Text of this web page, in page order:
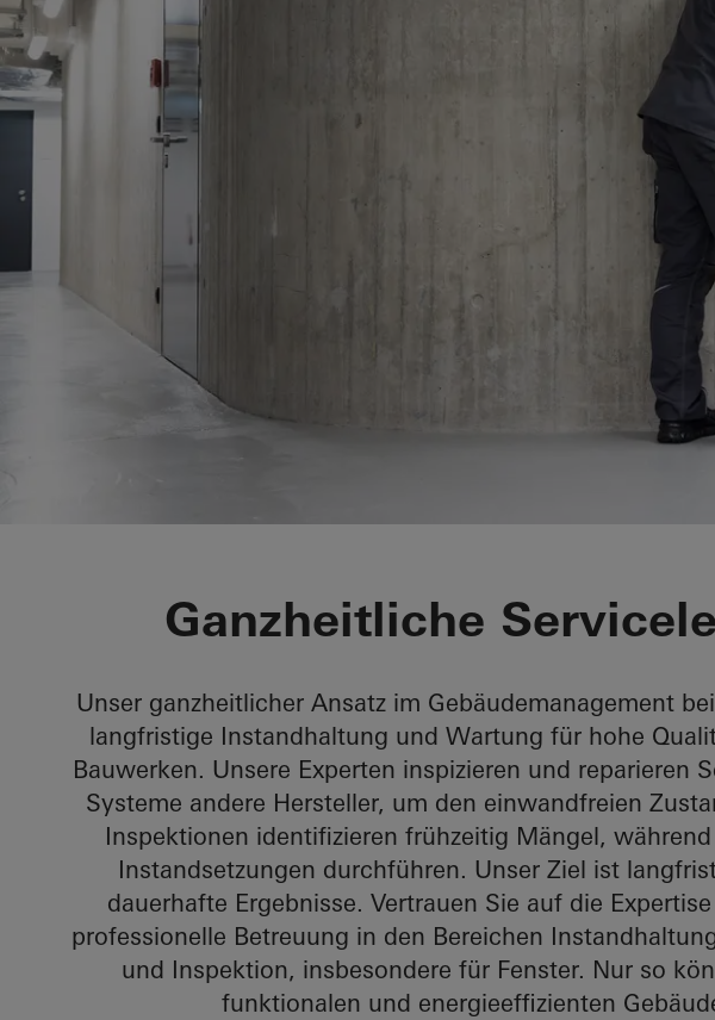
Ihre
Ganzheitliche
Unser ganzheitlicher Ansatz im Gebäudemanagement
langfristige Instandhaltung und Wartung für hohe
Bauwerken. Unsere Experten inspizieren und reparieren
Systeme andere Hersteller, um den einwandfreien
Inspektionen identifizieren frühzeitig Mängel,
Instandsetzungen durchführen. Unser Ziel ist
dauerhafte Ergebnisse. Vertrauen Sie auf die
professionelle Betreuung in den Bereichen
und Inspektion, insbesondere für Fenster. Nur so
funktionalen und energieeffizienten